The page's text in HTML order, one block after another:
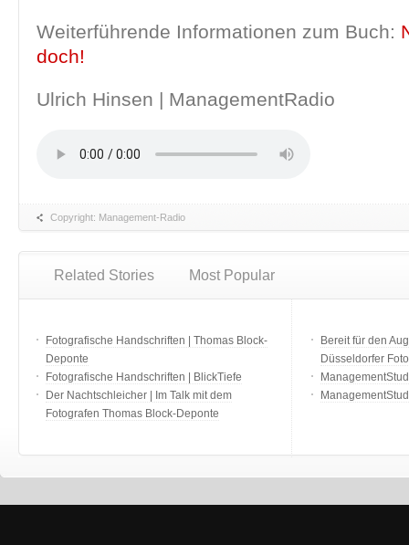
Weiterführende Informationen zum Buch:
doch!
Ulrich Hinsen | ManagementRadio
Copyright: Management-Radio
Related Stories Most Popular
Fotografische Handschriften | Thomas Block-
Deponte
Fotografische Handschriften | BlickTiefe
Der Nachtschleicher | Im Talk mit dem
Fotografen Thomas Block-Deponte
Bereit für den
Düsseldorfer